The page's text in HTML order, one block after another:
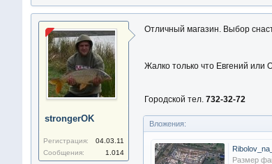
strongerOK
Регистрация:
04.03.11
Сообщения:
1.014
Отличный магазин. Выбор
Жалко только что Евгений или
Городской тел. 732-32-72
Вложения:
Размер